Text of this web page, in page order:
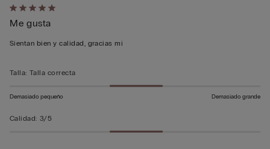
Calificación
de
5
5
Me gusta
Sientan bien y calidad, gracias mi
Talla: Talla correcta
Demasiado pequeño Demasiado grande
Calidad: 3/5